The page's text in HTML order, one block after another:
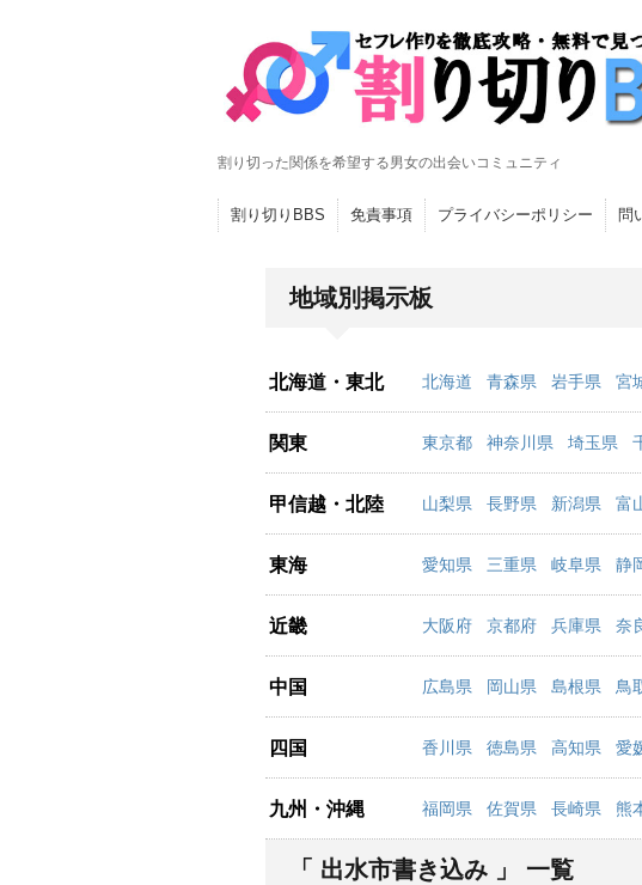
割り切った関係を希望する男女の出会いコミュニティ
割り切りBBS 免責事項 プライバシーポリシー 問
地域別掲示板
北海道・東北 北海道 青森県 岩手県 宮
関東 東京都 神奈川県 埼玉県
甲信越・北陸 山梨県 長野県 新潟県 富
東海 愛知県 三重県 岐阜県 静
近畿 大阪府 京都府 兵庫県 奈
中国 広島県 岡山県 島根県 鳥
四国 香川県 徳島県 高知県 愛
九州・沖縄 福岡県 佐賀県 長崎県 熊
「 出水市書き込み 」 一覧